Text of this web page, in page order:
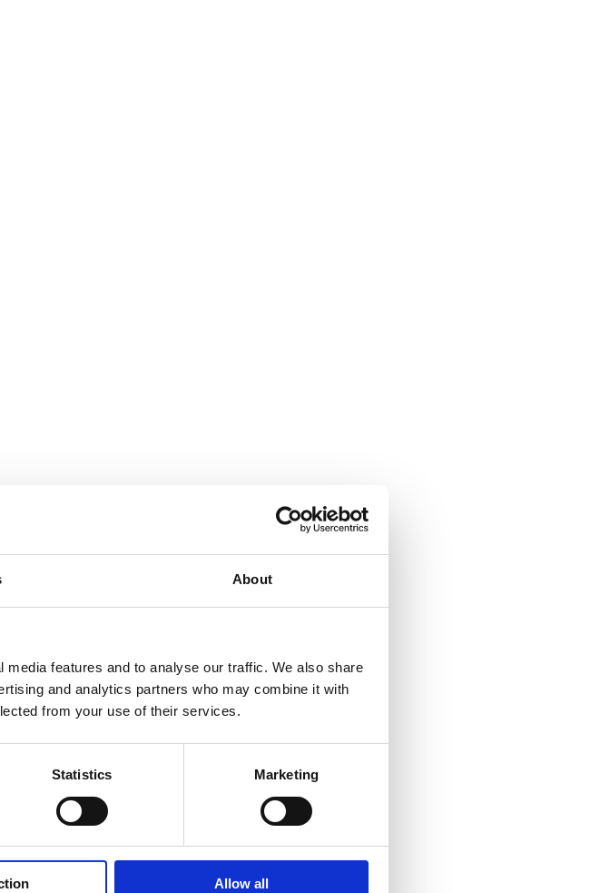
About
features and to analyse our traffic. We also share
and analytics partners who may combine it with
from your use of their services.
Statistics Marketing
Allow all